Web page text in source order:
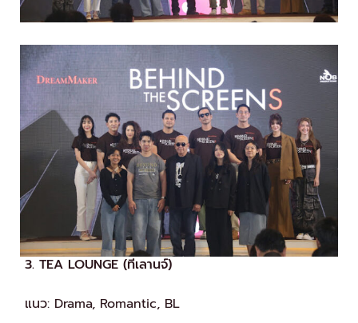
3. TEA LOUNGE (ทีเลานจ์)
แนว: Drama, Romantic, BL